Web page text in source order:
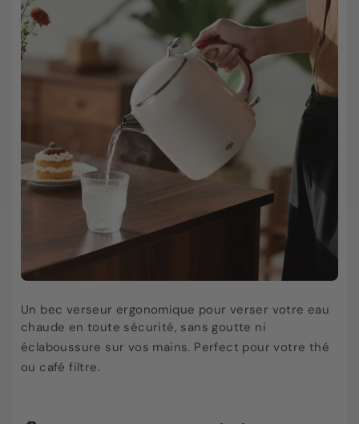
Un bec verseur ergonomique pour verser votre eau
chaude en toute sécurité, sans goutte ni
éclaboussure sur vos mains. Perfect pour votre thé
ou café filtre.